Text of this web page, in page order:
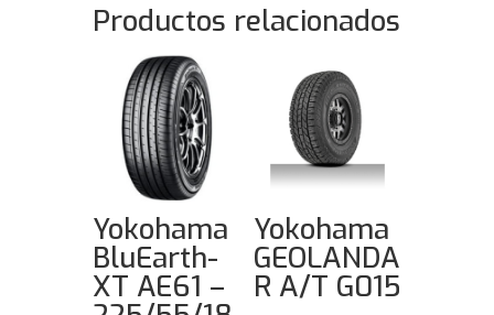
Productos relacionados
Yokohama
BluEarth-
XT AE61 –
Yokohama
GEOLANDA
R A/T G015